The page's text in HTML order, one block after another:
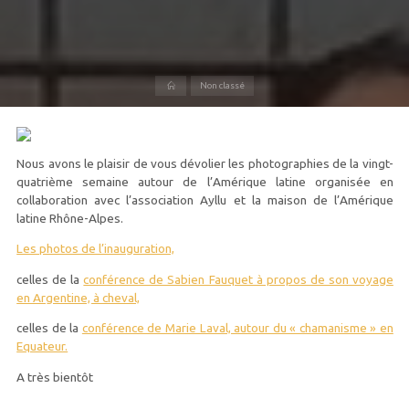
AccueilNon classé
Nous avons le plaisir de vous dévolier les photographies de la vingt-
quatrième semaine autour de l’Amérique latine organisée en
collaboration avec l’association Ayllu et la maison de l’Amérique
latine Rhône-Alpes.
Les photos de l’inauguration,
celles de la conférence de Sabien Fauquet à propos de son voyage
en Argentine, à cheval,
celles de la conférence de Marie Laval, autour du « chamanisme » en
Equateur.
A très bientôt